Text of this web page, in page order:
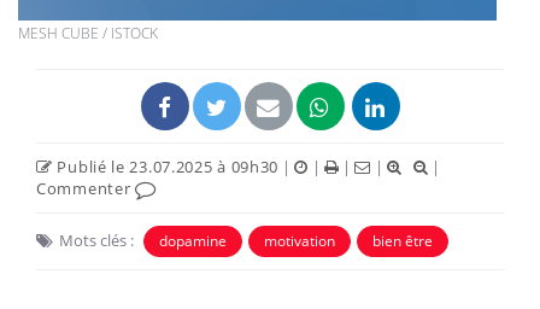
MESH CUBE / ISTOCK
Publié le 23.07.2025 à 09h30 | | | |
|
Commenter
Mots clés : dopamine motivation bien être